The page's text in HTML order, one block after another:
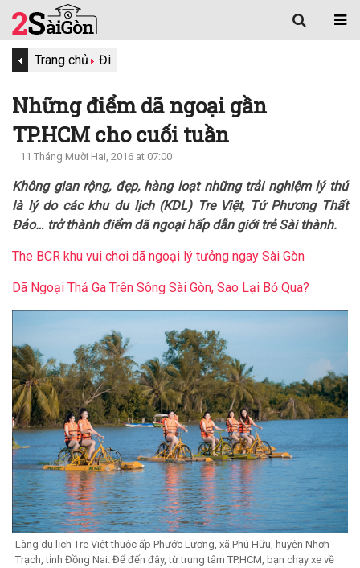
Trang chủ Đi
Những điểm dã ngoại gần
TP.HCM cho cuối tuần
11 Tháng Mười Hai, 2016 at 07:00
Không gian rộng, đẹp, hàng loạt những trải nghiệm lý thú
là lý do các khu du lịch (KDL) Tre Việt, Tứ Phương Thất
Đảo… trở thành điểm dã ngoại hấp dẫn giới trẻ Sài thành.
The BCR khu vui chơi dã ngoại lý tưởng ngay Sài Gòn
Dã Ngoại Thả Ga Trên Sông Sài Gòn, Sao Lại Bỏ Qua?
Làng du lịch Tre Việt thuộc ấp Phước Lương, xã Phú Hữu, huyện Nhơn
Trạch, tỉnh Đồng Nai. Để đến đây, từ trung tâm TP.HCM, bạn chạy xe về